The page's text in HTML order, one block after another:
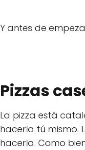
Y antes de
Pizzas
La pizza está
hacerla tú mismo.
hacerla. Como